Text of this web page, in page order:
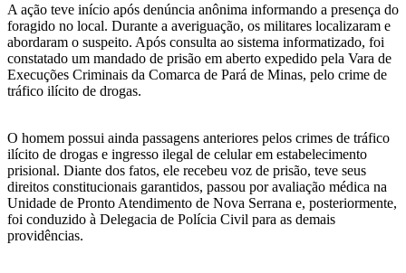
A ação teve início após denúncia anônima informando a presença do
foragido no local. Durante a averiguação, os militares localizaram e
abordaram o suspeito. Após consulta ao sistema informatizado, foi
constatado um mandado de prisão em aberto expedido pela Vara de
Execuções Criminais da Comarca de Pará de Minas, pelo crime de
tráfico ilícito de drogas.
O homem possui ainda passagens anteriores pelos crimes de tráfico
ilícito de drogas e ingresso ilegal de celular em estabelecimento
prisional. Diante dos fatos, ele recebeu voz de prisão, teve seus
direitos constitucionais garantidos, passou por avaliação médica na
Unidade de Pronto Atendimento de Nova Serrana e, posteriormente,
foi conduzido à Delegacia de Polícia Civil para as demais
providências.